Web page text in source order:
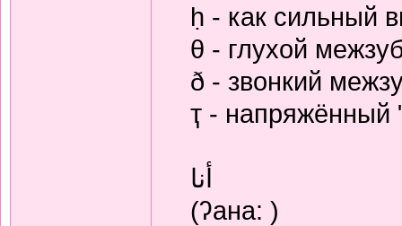
ḥ - как сильный
θ - глухой
ð - звонкий
ҭ - напряжённый
أنا
(ʔана: )